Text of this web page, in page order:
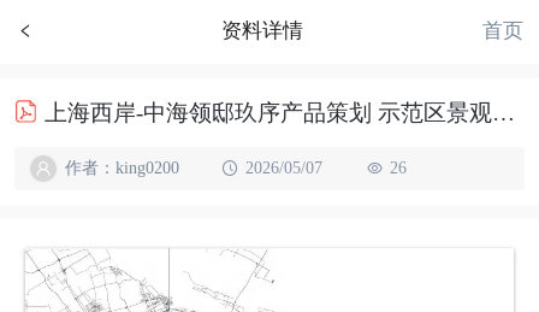
资料详情 首页
上海西岸-中海领邸玖序产品策划 示范区景观室内研讨文本
作者：king0200 2026/05/07 26